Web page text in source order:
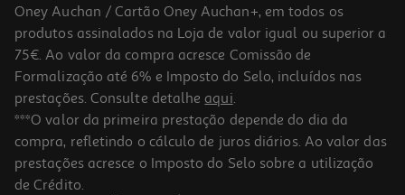
4.7 (158)
Frigorífico Combinado Lg Gbbsj10esw (no Frost E 186cm 333l
Branco)
499.99 €/un
499,99 €
Oney Auchan / Cartão Oney Auchan+, em todos os
produtos assinalados na Loja de valor igual ou superior a
75€. Ao valor da compra acresce Comissão de
Formalização até 6% e Imposto do Selo, incluídos nas
prestações. Consulte detalhe aqui.
***O valor da primeira prestação depende do dia da
compra, refletindo o cálculo de juros diários. Ao valor das
prestações acresce o Imposto do Selo sobre a utilização
de Crédito.